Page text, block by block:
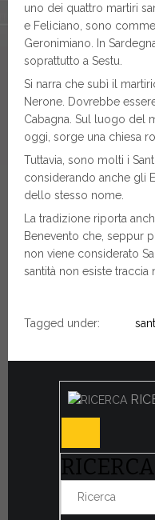
uno dei quattro martiri
e Feliciano, sono
Geronimiano. In
soprattutto a Sestu.
Si narra che subì il
Nerone. Dovrebbe
Cabagna. Sul luogo del
oggi, sorge una chiesa
Tuttavia, sono molti i
considerando anche gli
dello stesso nome.
La tradizione riporta
Benevento che, seppur
non viene considerato
santità non esiste traccia
Tagged under:
RICERCA